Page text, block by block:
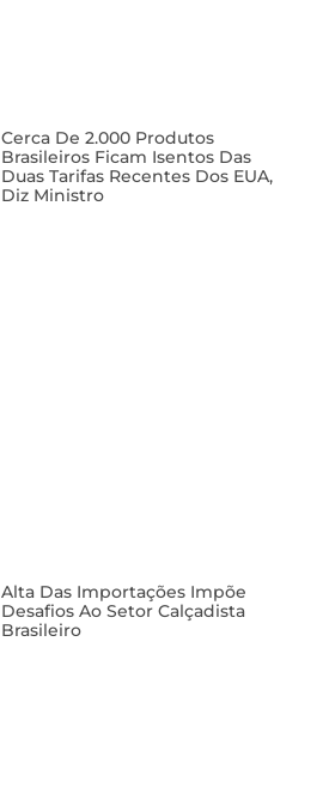
Cerca De 2.000 Produtos
Brasileiros Ficam Isentos Das
Duas Tarifas Recentes Dos EUA,
Diz Ministro
Alta Das Importações Impõe
Desafios Ao Setor Calçadista
Brasileiro